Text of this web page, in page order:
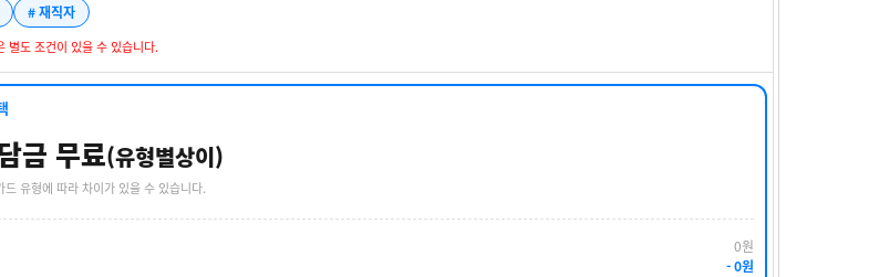
# 재직자
별도 조건이 있을 수 있습니다.
금 무료(유형별상이)
드 유형에 따라 차이가 있을 수 있습니다.
0원
- 0원